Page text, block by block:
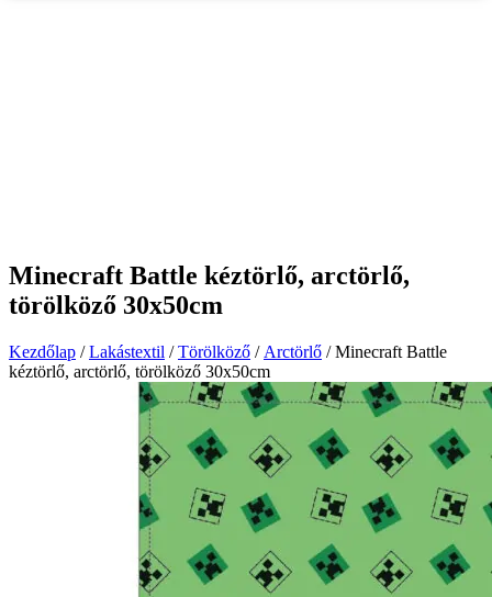
Minecraft Battle kéztörlő, arctörlő,
törölköző 30x50cm
Kezdőlap /Lakástextil /Törölköző / Arctörlő / Minecraft Battle
kéztörlő, arctörlő, törölköző 30x50cm